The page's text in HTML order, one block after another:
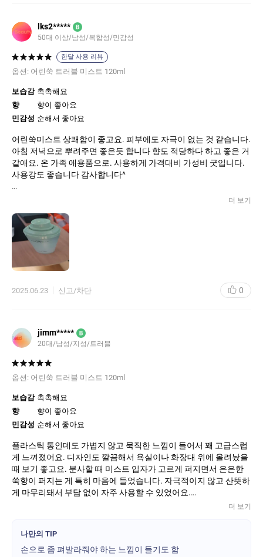
lks2***** B
50대 이상/남성/복합성/민감성
한달 사용 리뷰
옵션: 어린쑥 트러블 미스트 120ml
보습감 촉촉해요
향
향이 좋아요
민감성 순해서 좋아요
어린쑥미스트 상쾌함이 좋고요. 피부에도 자극이 없는 것 같습니다.
아침 저녁으로 뿌려주면 좋은듯 합니다 향도 적당하다 하고 좋은 거
같애요. 온 가족 애용품으로. 사용하게 가격대비 가성비 굿입니다.
사용강도 좋습니다 감사합니다^
수정하기
티트리 아크네 클렌징폼
티트리 아크네 클렌징폼 150g
민감성 순해요
티트리 아크네 크린징폼은 아주제품입니다. 닦임도 좋고 건강해지
는 느낌에 용량도 크고 아주 좋아요 가족모두 만족하는 제품입니다.
아침저넉 아주 좋아요 피부가 먼저 기억하는 크렌징 강추입니다. 계
속사용 예정입니다 감사합니다. 재구매예정입니다굿
2025.06.11
수정하기
[1+1] 어린쑥 트러블 미스트 기획세트
어린쑥 트러블 미스트 120ml
복합성/민감성
어린쑥미스트 상쾌함이 좋고요. 피부에도 자극이 없는 것 같습니다.
아침 저녁으로 뿌려주면 좋은듯 합니다 향도 적당하다 하고 좋은 거
더 보기
2025.06.23 신고/차단 0
jimm***** B
20대/남성/지성/트러블
옵션: 어린쑥 트러블 미스트 120ml
보습감 촉촉해요
향
향이 좋아요
민감성 순해서 좋아요
플라스틱 통인데도 가볍지 않고 묵직한 느낌이 들어서 꽤 고급스럽
게 느껴졌어요. 디자인도 깔끔해서 욕실이나 화장대 위에 올려놨을
때 보기 좋고요. 분사할 때 미스트 입자가 고르게 퍼지면서 은은한
쑥향이 퍼지는 게 특히 마음에 들었습니다. 자극적이지 않고 산뜻하
게 마무리돼서 부담 없이 자주 사용할 수 있었어요.
들었습니다. 외출 후 얼굴이 건조하거나 열감이 올라올 때, 혹은 몸
에 수분감이 필요할 때 팔이나 등에도 가볍게 뿌려주면 시원하고 좋
더 보기
나만의 TIP
손으로 좀 펴발라줘야 하는 느낌이 들기도 함